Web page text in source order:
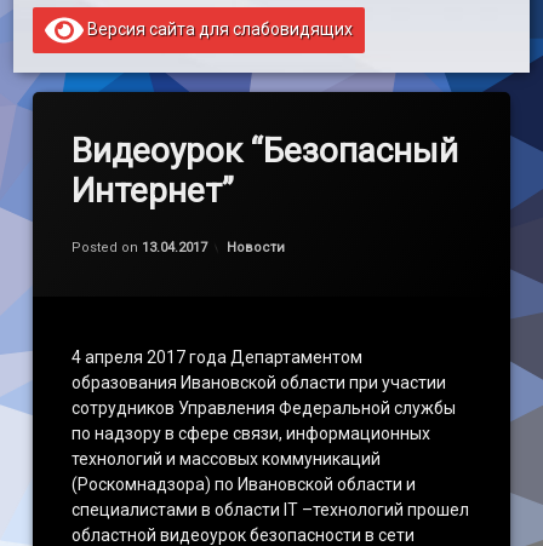
Версия сайта для слабовидящих
Видеоурок “Безопасный
Интернет”
Posted on 13.04.2017
by
Категории:
Новости
4 апреля 2017 года Департаментом
образования Ивановской области при участии
сотрудников Управления Федеральной службы
по надзору в сфере связи, информационных
технологий и массовых коммуникаций
(Роскомнадзора) по Ивановской области и
специалистами в области IT –технологий прошел
областной видеоурок безопасности в сети